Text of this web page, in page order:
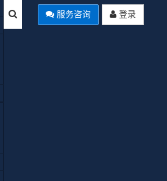
登录
服务咨询